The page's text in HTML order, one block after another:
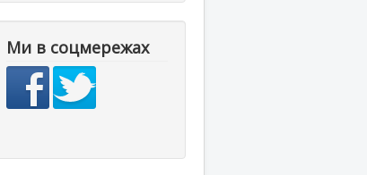
Ми в соцмережах